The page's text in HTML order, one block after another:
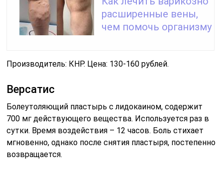
расширенные вены,
чем помочь организму
Производитель: КНР. Цена: 130-160 рублей.
Версатис
Болеутоляющий пластырь с лидокаином, содержит
700 мг действующего вещества. Используется раз в
сутки. Время воздействия – 12 часов. Боль стихает
мгновенно, однако после снятия пластыря, постепенно
возвращается.